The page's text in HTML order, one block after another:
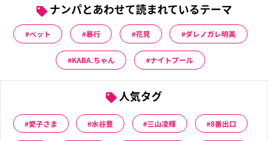
ナンパとあわせて読まれているテーマ
ペット 暴行 花見 ダレノガレ明美
KABA.ちゃん ナイトプール
人気タグ
愛子さま 水谷豊 三山凌輝 8番出口